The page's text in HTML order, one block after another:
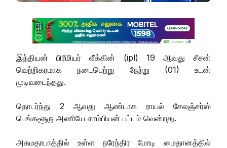
இந்தியன் பிரீமியர் லீக்கின் (ipl) 19 ஆவது சீசன்
வெற்றிகரமாக நடைபெற்று நேற்று (01) உடன்
முடிவடைந்தது.
தொடர்ந்து 2 ஆவது ஆண்டாக ராயல் சேலஞ்சர்ஸ்
பெங்களூரு அணியே சாம்பியன் பட்டம் வென்றது.
அகமதாபாத்தில் உள்ள நரேந்திர மோடி மைதானத்தில்